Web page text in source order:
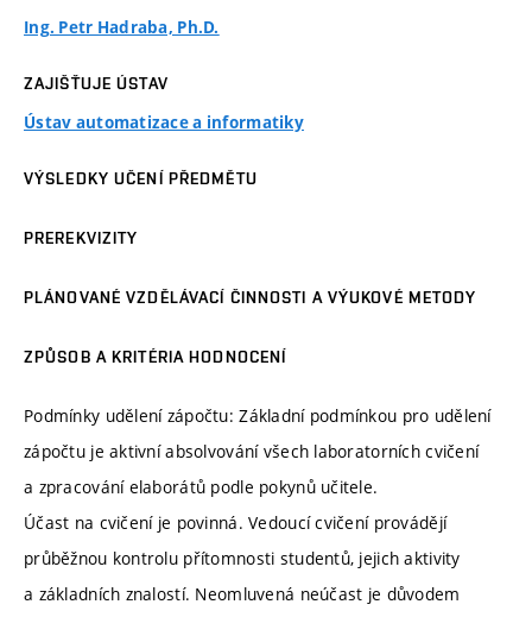
Ing. Petr Hadraba, Ph.D.
ZAJIŠŤUJE ÚSTAV
Ústav automatizace a informatiky
VÝSLEDKY UČENÍ PŘEDMĚTU
PREREKVIZITY
PLÁNOVANÉ VZDĚLÁVACÍ ČINNOSTI A VÝUKOVÉ METODY
ZPŮSOB A KRITÉRIA HODNOCENÍ
Podmínky udělení zápočtu: Základní podmínkou pro udělení
zápočtu je aktivní absolvování všech laboratorních cvičení
a zpracování elaborátů podle pokynů učitele.
Účast na cvičení je povinná. Vedoucí cvičení provádějí
průběžnou kontrolu přítomnosti studentů, jejich aktivity
a základních znalostí. Neomluvená neúčast je důvodem